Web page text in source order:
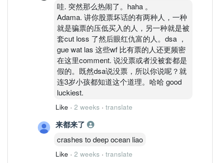
哇. 突然那么热闹了。haha 。
Adama. 讲你股票坏话的有两种人，一种
就是骗票的压低买入的人，另一种就是被
套cut loss 了然后眼红仇富的人。dsa ，
gue wat las 这些wf 比有票的人还更频密
在这里comment. 说没票或者没被套都是
假的。既然dsa说没票，所以你说呢？就
连3岁小孩都知道这个道理。哈哈 good
luckiest.
Like · 2 weeks · translate
来都来了
crashes to deep ocean liao
Like · 2 weeks · translate